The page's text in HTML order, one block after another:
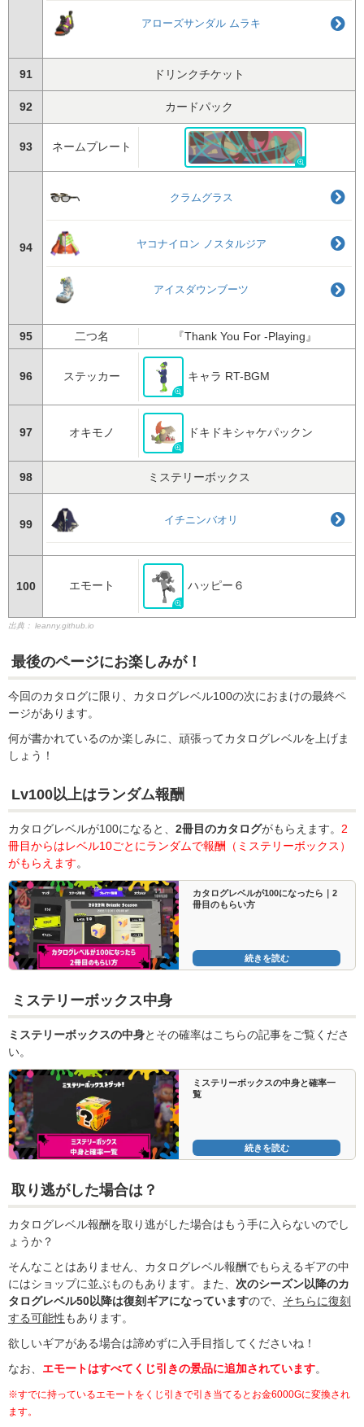
アローズサンダル ムラキ
91 ドリンクチケット
92 カードパック
93 ネームプレート
94
クラムグラス
ヤコナイロン ノスタルジア
アイスダウンブーツ
95 二つ名 『Thank You For -Playing』
96 ステッカー キャラ RT-BGM
97 オキモノ ドキドキシャケパックン
98 ミステリーボックス
99 イチニンバオリ
100 エモート ハッピー６
出典： leanny.github.io
最後のページにお楽しみが！
今回のカタログに限り、カタログレベル100の次におまけの最終ペ
ージがあります。
何が書かれているのか楽しみに、頑張ってカタログレベルを上げま
しょう！
Lv100以上はランダム報酬
カタログレベルが100になると、 2冊目のカタログがもらえます。 2
冊目からはレベル10ごとにランダムで報酬（ミステリーボックス）
がもらえます。
カタログレベルが100になったら｜2
冊目のもらい方
続きを読む
ミステリーボックス中身
ミステリーボックスの中身とその確率はこちらの記事をご覧くださ
い。
ミステリーボックスの中身と確率一
覧
続きを読む
取り逃がした場合は？
カタログレベル報酬を取り逃がした場合はもう手に入らないのでし
ょうか？
そんなことはありません、カタログレベル報酬でもらえるギアの中
にはショップに並ぶものもあります。また、 次のシーズン以降のカ
タログレベル50以降は復刻ギアになっていますので、 そちらに復刻
する可能性もあります。
欲しいギアがある場合は諦めずに入手目指してくださいね！
なお、 エモートはすべてくじ引きの景品に追加されています。
※すでに持っているエモートをくじ引きで引き当てるとお金6000Gに変換され
ます。